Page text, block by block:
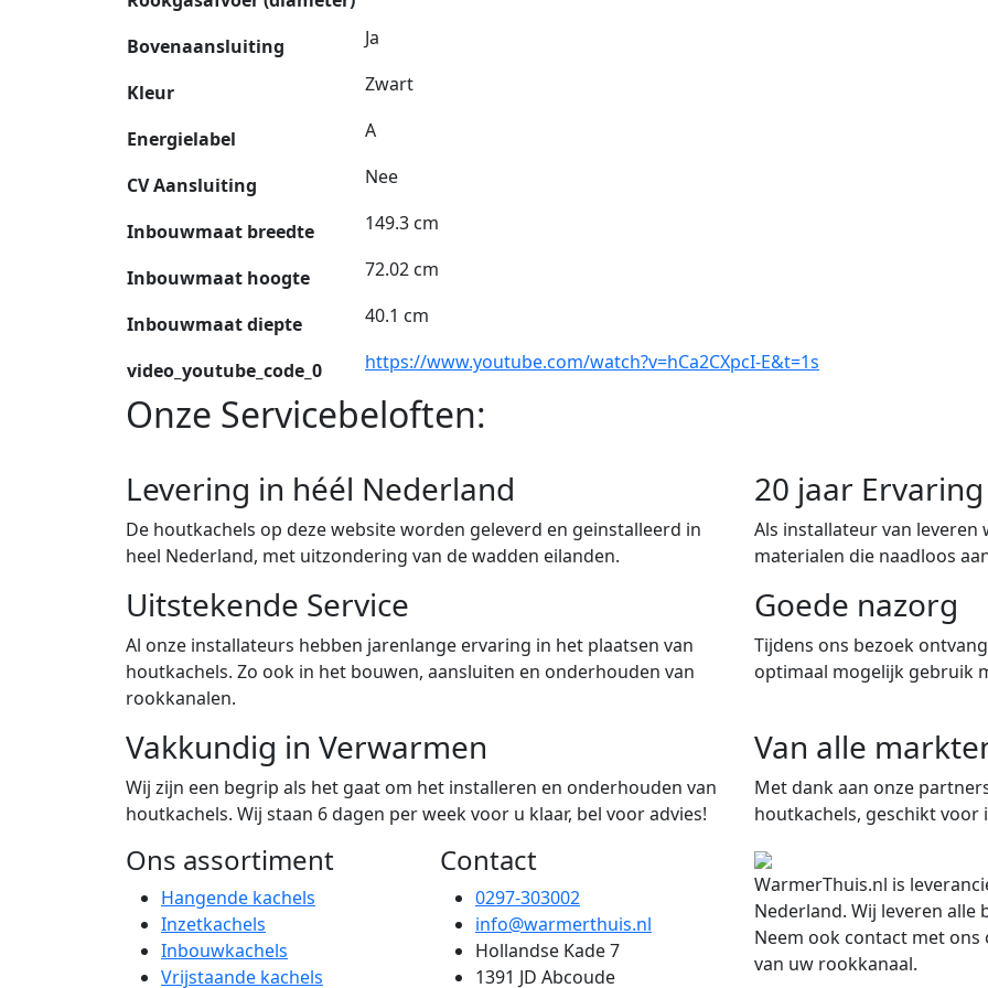
Bovenaansluiting Ja
Kleur Zwart
Energielabel A
CV Aansluiting Nee
Inbouwmaat breedte 149.3 cm
Inbouwmaat hoogte 72.02 cm
Inbouwmaat diepte 40.1 cm
video_youtube_code_0 https://www.youtube.com/watch?v=hCa2CXpcI-E&t=1s
Onze Servicebeloften:
Levering in héél Nederland
De houtkachels op deze website worden geleverd en geinstalleerd in
heel Nederland, met uitzondering van de wadden eilanden.
20 jaar
Als installateur van
materialen die naadloos
Uitstekende Service
Al onze installateurs hebben jarenlange ervaring in het plaatsen van
houtkachels. Zo ook in het bouwen, aansluiten en onderhouden van
rookkanalen.
Goede nazorg
Tijdens ons bezoek
optimaal mogelijk gebruik
Vakkundig in Verwarmen
Wij zijn een begrip als het gaat om het installeren en onderhouden van
houtkachels. Wij staan 6 dagen per week voor u klaar, bel voor advies!
Van alle
Met dank aan onze
houtkachels, geschikt voor
Ons assortiment
Hangende kachels
Inzetkachels
Inbouwkachels
Vrijstaande kachels
Contact
0297-303002
info@warmerthuis.nl
Hollandse Kade 7
1391 JD Abcoude
WarmerThuis.nl is
Nederland. Wij leveren
Neem ook contact met
van uw rookkanaal.